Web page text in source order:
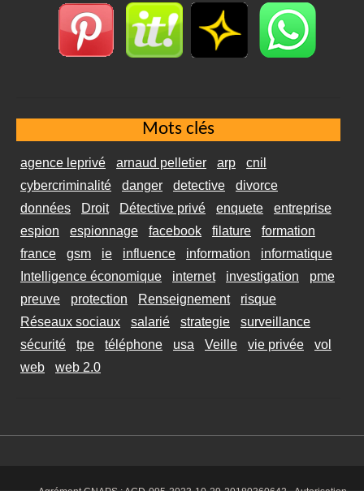
Mots clés
agence leprivé arnaud pelletier arp
cnil
cybercriminalité
danger detective
divorce
données
Droit Détective privé enquete
entreprise
espion
espionnage facebook filature
formation
france
gsm ie influence information
informatique
Intelligence économique
internet investigation
pme
preuve
protection Renseignement
risque
Réseaux sociaux
salarié strategie
surveillance
sécurité
tpe téléphone usa Veille vie privée
vol
web
web 2.0